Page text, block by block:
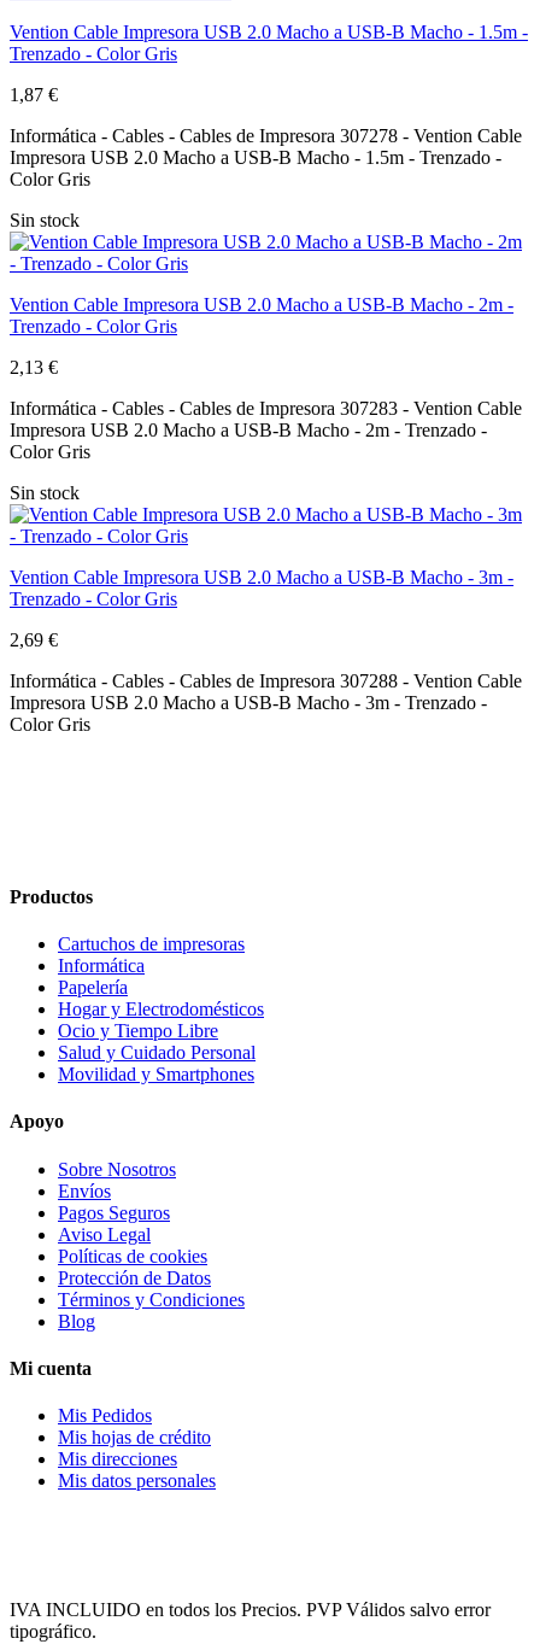
Vention Cable Impresora USB 2.0 Macho a USB-B Macho - 1.5m -
Trenzado - Color Gris
1,87 €
Informática - Cables - Cables de Impresora 307278 - Vention Cable
Impresora USB 2.0 Macho a USB-B Macho - 1.5m - Trenzado -
Color Gris
Sin stock
Vention Cable Impresora USB 2.0 Macho a USB-B Macho - 2m -
Trenzado - Color Gris
2,13 €
Informática - Cables - Cables de Impresora 307283 - Vention Cable
Impresora USB 2.0 Macho a USB-B Macho - 2m - Trenzado -
Color Gris
Sin stock
Vention Cable Impresora USB 2.0 Macho a USB-B Macho - 3m -
Trenzado - Color Gris
2,69 €
Informática - Cables - Cables de Impresora 307288 - Vention Cable
Impresora USB 2.0 Macho a USB-B Macho - 3m - Trenzado -
Color Gris
Productos
Cartuchos de impresoras
Informática
Papelería
Hogar y Electrodomésticos
Ocio y Tiempo Libre
Salud y Cuidado Personal
Movilidad y Smartphones
Apoyo
Sobre Nosotros
Envíos
Pagos Seguros
Aviso Legal
Políticas de cookies
Protección de Datos
Términos y Condiciones
Blog
Mi cuenta
Mis Pedidos
Mis hojas de crédito
Mis direcciones
Mis datos personales
IVA INCLUIDO en todos los Precios. PVP Válidos salvo error
tipográfico.